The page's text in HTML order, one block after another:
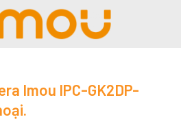
Imou IPC-GK2DP-